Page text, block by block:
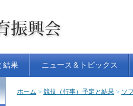
結果 ニュース＆トピックス
現
ホーム > 競技（行事）予定と結果 > ソ